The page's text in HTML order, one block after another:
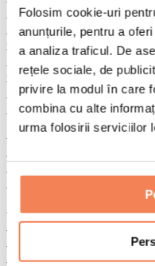
Folosim cookie-uri
anunțurile, pentru a
a analiza traficul. De
rețele sociale, de
privire la modul în care
combina cu alte
urma folosirii serviciilor
Pește
Alimente gata preparate
Ouă
Pâine și produse de
Carne
Leguminoase
Alte alimente fitness
Unturi din nuci
Unturi dulci din nuci
Superalimente verzi
Alte superalimente